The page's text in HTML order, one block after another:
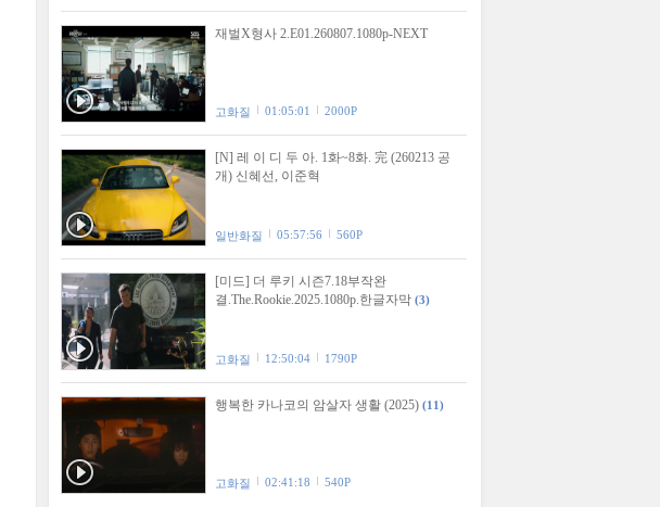
재벌X형사 2.E01.260807.1080p-NEXT
고화질 01:05:01 2000P
[N] 레 이 디 두 아. 1화~8화. 完 (260213 공
개) 신혜선, 이준혁
일반화질 05:57:56 560P
[미드] 더 루키 시즌7.18부작완
결.The.Rookie.2025.1080p.한글자막 (3)
고화질 12:50:04 1790P
행복한 카나코의 암살자 생활 (2025) (11)
고화질 02:41:18 540P